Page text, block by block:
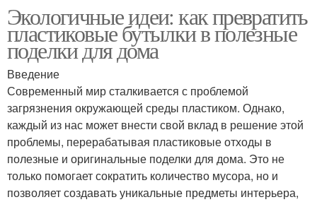
Экологичные идеи: как превратить
пластиковые бутылки в полезные
поделки для дома
Введение
Современный мир сталкивается с проблемой
загрязнения окружающей среды пластиком. Однако,
каждый из нас может внести свой вклад в решение этой
проблемы, перерабатывая пластиковые отходы в
полезные и оригинальные поделки для дома. Это не
только помогает сократить количество мусора, но и
позволяет создавать уникальные предметы интерьера,